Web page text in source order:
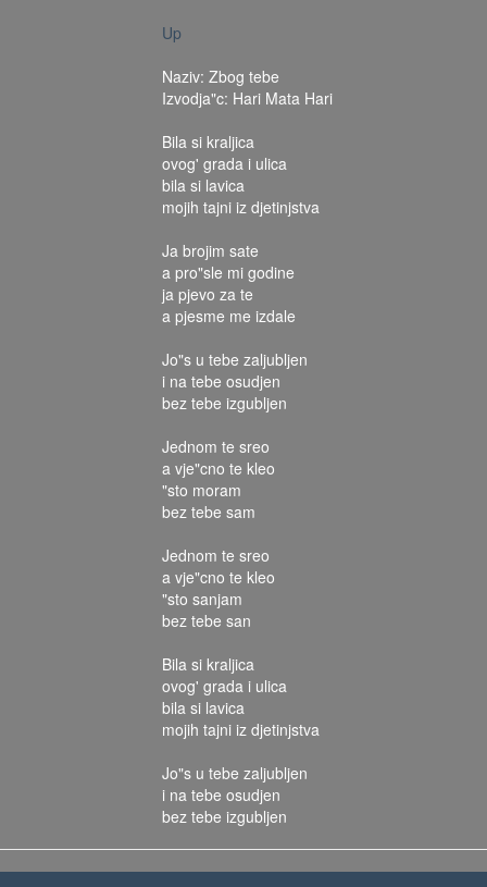
Up
Naziv: Zbog tebe
Izvodja"c: Hari Mata Hari
Bila si kraljica
ovog' grada i ulica
bila si lavica
mojih tajni iz djetinjstva
Ja brojim sate
a pro"sle mi godine
ja pjevo za te
a pjesme me izdale
Jo"s u tebe zaljubljen
i na tebe osudjen
bez tebe izgubljen
Jednom te sreo
a vje"cno te kleo
"sto moram
bez tebe sam
Jednom te sreo
a vje"cno te kleo
"sto sanjam
bez tebe san
Bila si kraljica
ovog' grada i ulica
bila si lavica
mojih tajni iz djetinjstva
Jo"s u tebe zaljubljen
i na tebe osudjen
bez tebe izgubljen